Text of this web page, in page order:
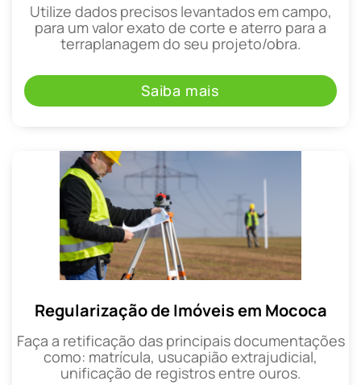
Utilize dados precisos levantados em campo,
para um valor exato de corte e aterro para a
terraplanagem do seu projeto/obra.
Saiba mais
Regularização de Imóveis em Mococa
Faça a retificação das principais documentações
como: matrícula, usucapião extrajudicial,
unificação de registros entre ouros.